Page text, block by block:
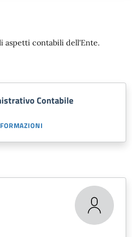
aspetti contabili dell'Ente.
Contabile